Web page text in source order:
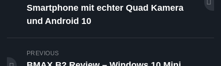
Smartphone mit echter Quad Kamera
und Android 10
PREVIOUS